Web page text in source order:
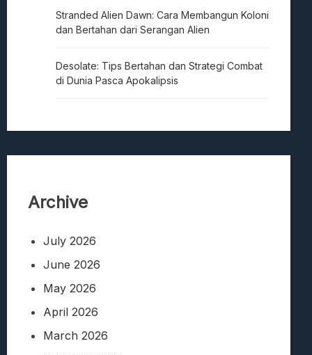
Stranded Alien Dawn: Cara Membangun Koloni
dan Bertahan dari Serangan Alien
Desolate: Tips Bertahan dan Strategi Combat
di Dunia Pasca Apokalipsis
Archive
July 2026
June 2026
May 2026
April 2026
March 2026